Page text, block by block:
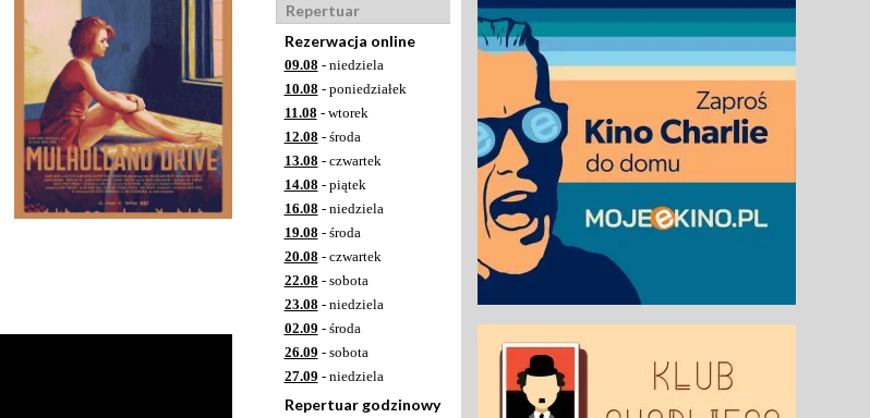
Repertuar
Rezerwacja online
09.08 - niedziela
10.08 - poniedziałek
11.08 - wtorek
12.08 - środa
13.08 - czwartek
14.08 - piątek
16.08 - niedziela
19.08 - środa
20.08 - czwartek
22.08 - sobota
23.08 - niedziela
02.09 - środa
26.09 - sobota
27.09 - niedziela
Repertuar godzinowy